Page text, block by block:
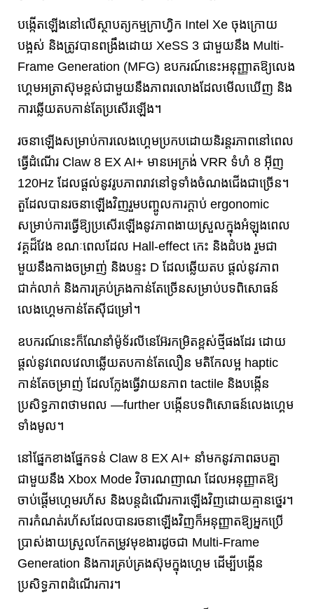
បង្កើតឡើងនៅលើស្ថាបត្យកម្មក្រាហ្វិក Intel Xe ចុងក្រោយ
បង្អស់ និងត្រូវបានពង្រឹងដោយ XeSS 3 ជាមួយនឹង Multi-
Frame Generation (MFG) ឧបករណ៍នេះអនុញ្ញាតឱ្យលេង
ហ្គេមអត្រាស៊ុមខ្ពស់ជាមួយនឹងភាពរលោងដែលមើលឃើញ និង
ការឆ្លើយតបកាន់តែប្រសើរឡើង។
រចនាឡើងសម្រាប់ការលេងហ្គេមប្រកបដោយនិរន្តរភាពនៅពេល
ធ្វើដំណើរ Claw 8 EX AI+ មានអេក្រង់ VRR ទំហំ 8 អ៊ីញ
120Hz ដែលផ្តល់នូវរូបភាពរាវនៅទូទាំងចំណងជើងជាច្រើន។
តួដែលបានរចនាឡើងវិញរួមបញ្ចូលការក្តាប់ ergonomic
សម្រាប់ការធ្វើឱ្យប្រសើរឡើងនូវភាពងាយស្រួលក្នុងអំឡុងពេល
វគ្គដ៏វែង ខណៈពេលដែល Hall-effect កេះ និងដំបង រួមជា
មួយនឹងកាងចម្រាញ់ និងបន្ទះ D ដែលឆ្លើយតប ផ្តល់នូវភាព
ជាក់លាក់ និងការគ្រប់គ្រងកាន់តែច្រើនសម្រាប់បទពិសោធន៍
លេងហ្គេមកាន់តែស៊ីជម្រៅ។
ឧបករណ៍នេះក៏ណែនាំម៉ូទ័រលីនេអ៊ែរកម្រិតខ្ពស់ថ្មីផងដែរ ដោយ
ផ្តល់នូវពេលវេលាឆ្លើយតបកាន់តែលឿន មតិកែលម្អ haptic
កាន់តែចម្រាញ់ ដែលក្លែងធ្វើវាយនភាព tactile និងបង្កើន
ប្រសិទ្ធភាពថាមពល —further បង្កើនបទពិសោធន៍លេងហ្គេម
ទាំងមូល។
នៅផ្នែកខាងផ្នែកទន់ Claw 8 EX AI+ នាំមកនូវភាពឆបគ្នា
ជាមួយនឹង Xbox Mode វិចារណញាណ ដែលអនុញ្ញាតឱ្យ
ចាប់ផ្តើមហ្គេមរហ័ស និងបន្តដំណើរការឡើងវិញដោយគ្មានថ្នេរ។
ការកំណត់រហ័សដែលបានរចនាឡើងវិញក៏អនុញ្ញាតឱ្យអ្នកប្រើ
ប្រាស់ងាយស្រួលកែតម្រូវមុខងារដូចជា Multi-Frame
Generation និងការគ្រប់គ្រងស៊ុមក្នុងហ្គេម ដើម្បីបង្កើន
ប្រសិទ្ធភាពដំណើរការ។